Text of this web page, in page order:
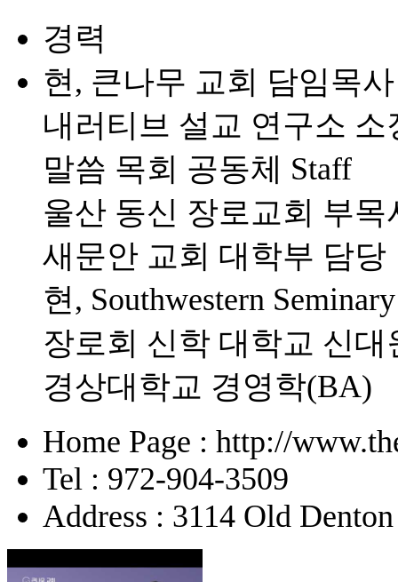
경력
현, 큰나무 교회 담임목사
내러티브 설교 연구소 소
말씀 목회 공동체 Staff
울산 동신 장로교회 부목
새문안 교회 대학부 담당
현, Southwestern
장로회 신학 대학교 신
경상대학교 경영학(BA)
Home Page : http://
Tel : 972-904-3509
Address : 3114 Old